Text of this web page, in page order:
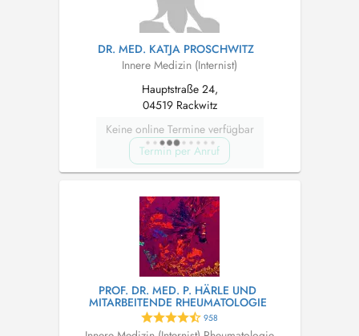
DR. MED. KATJA PROSCHWITZ
Innere Medizin (Internist)
Hauptstraße 24,
04519 Rackwitz
Keine online Termine verfügbar
Termin per Anruf
PROF. DR. MED. P. HÄRLE UND
MITARBEITENDE RHEUMATOLOGIE
958